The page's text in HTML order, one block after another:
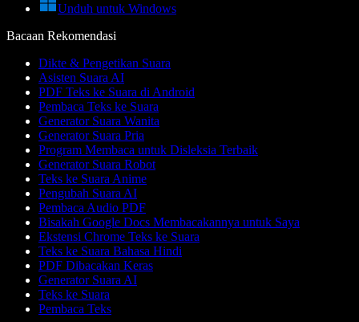
Unduh untuk Windows
Bacaan Rekomendasi
Dikte & Pengetikan Suara
Asisten Suara AI
PDF Teks ke Suara di Android
Pembaca Teks ke Suara
Generator Suara Wanita
Generator Suara Pria
Program Membaca untuk Disleksia Terbaik
Generator Suara Robot
Teks ke Suara Anime
Pengubah Suara AI
Pembaca Audio PDF
Bisakah Google Docs Membacakannya untuk Saya
Ekstensi Chrome Teks ke Suara
Teks ke Suara Bahasa Hindi
PDF Dibacakan Keras
Generator Suara AI
Teks ke Suara
Pembaca Teks